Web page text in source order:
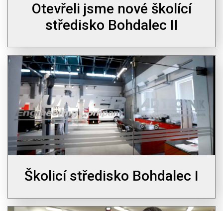
Otevřeli jsme nové školící
středisko Bohdalec II
Školicí středisko Bohdalec I